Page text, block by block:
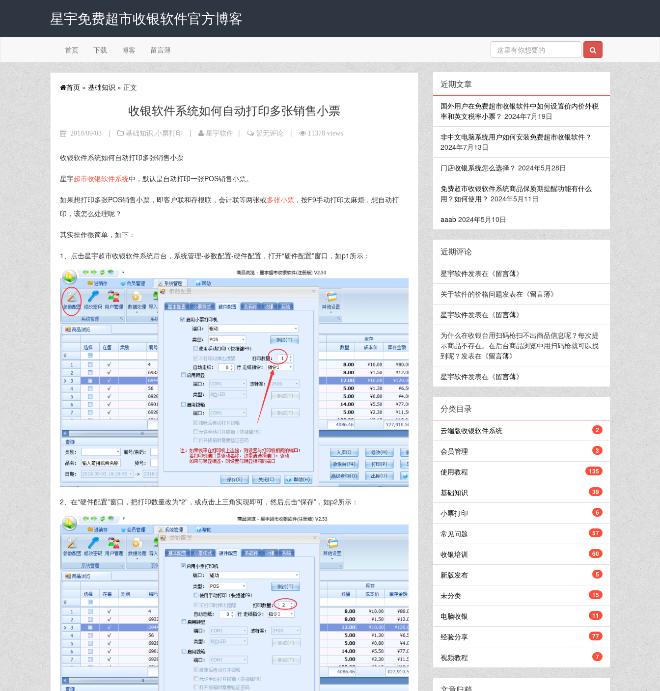
星宇免费超市收银软件官方博客
首页 下载 博客 留言薄
首页 » 基础知识 » 正文
收银软件系统如何自动打印多张销售小票
2018/09/03 | 基础知识 小票打印 | 星宇软件 | 暂无评论 | 11378 views
收银软件系统如何自动打印多张销售小票
星宇超市收银软件系统中，默认是自动打印一张POS销售小票。
如果想打印多张POS销售小票，即客户联和存根联，会计联等两张或多张小票 ，按F9手动打印太麻烦，想自动打
印，该怎么处理呢？
其实操作很简单，如下：
1、点击星宇超市收银软件系统后台，系统管理-参数配置-硬件配置，打开“硬件配置”窗口，如p1所示：
2、在“硬件配置”窗口，把打印数量改为“2”，或点击上三角实现即可，然后点击“保存”，如p2所示：
近期文章
国外用户在免费超市收银软件中如何设置价内价外税
率和英文税率小票？ 2024年7月19日
非中文电脑系统用户如何安装免费超市收银软件？
2024年7月13日
门店收银系统怎么选择？ 2024年5月28日
免费超市收银软件系统商品保质期提醒功能有什么
用？如何使用？ 2024年5月11日
aaab 2024年5月10日
近期评论
星宇软件发表在《留言薄》
关于软件的价格问题发表在《留言薄》
星宇软件发表在《留言薄》
为什么在收银台用扫码枪扫不出商品信息呢？每次提
示商品不存在。在后台商品浏览中用扫码枪就可以找
到呢？发表在《留言薄》
星宇软件发表在《留言薄》
分类目录
云端版收银软件系统 2
会员管理 3
使用教程 135
基础知识 39
小票打印 6
常见问题 57
收银培训 60
新版发布 5
未分类 15
电脑收银 11
经验分享 77
视频教程 7